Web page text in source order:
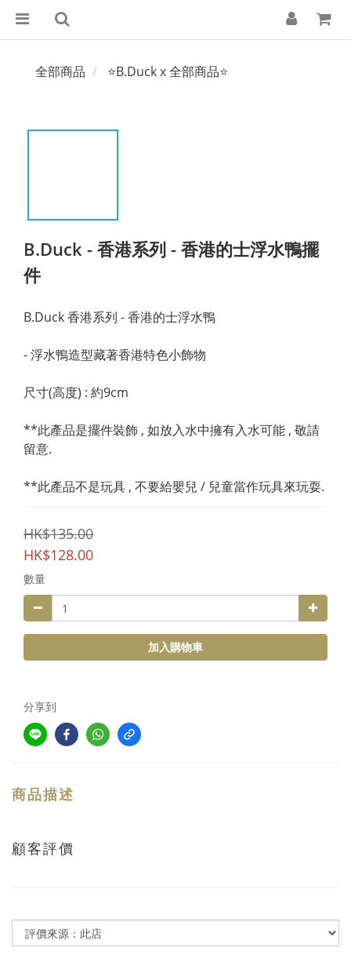
全部商品 ⭐B.Duck x 全部商品⭐
B.Duck - 香港系列 - 香港的士浮水鴨擺
件
B.Duck 香港系列 - 香港的士浮水鴨
- 浮水鴨造型藏著香港特色小飾物
尺寸(高度) : 約9cm
**此產品是擺件裝飾 , 如放入水中擁有入水可能 , 敬請
留意.
**此產品不是玩具 , 不要給嬰兒 / 兒童當作玩具來玩耍.
HK$135.00
HK$128.00
數量
加入購物車
分享到
商品描述
顧客評價